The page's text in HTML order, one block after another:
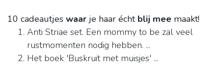
10 cadeautjes waar je haar écht blij mee maakt!
Anti Striae set. Een mommy to be zal veel
rustmomenten nodig hebben. ...
Het boek 'Buskruit met muisjes' ...